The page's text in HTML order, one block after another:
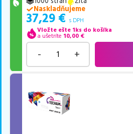
Naskladňujeme
37,29 € s DPH
Vložte ešte 1ks do košíka
a ušetríte 10,00 €
- +